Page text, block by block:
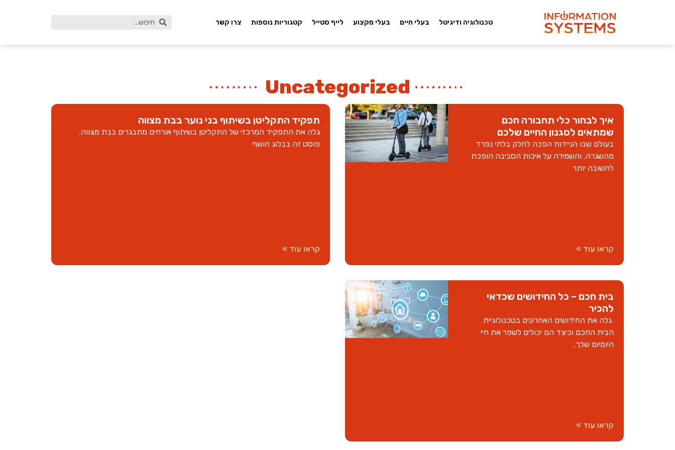
טכנולוגיה ודיגיטל בעלי חיים בעלי מקצוע לייף סטייל קטגוריות נוספות צרו קשר
Uncategorized
איך לבחור כלי תחבורה חכם
שמתאים לסגנון החיים שלכם
בעולם שבו הניידות הפכה לחלק בלתי נפרד
מהשגרה, והשמירה על איכות הסביבה הופכת
לחשובה יותר
קראו עוד »
תפקיד התקליטן בשיתוף בני נוער בבת מצווה
גלה את התפקיד המרכזי של התקליטן בשיתוף אורחים מתבגרים בבת מצווה.
פוסט זה בבלוג חושף
קראו עוד »
בית חכם – כל החידושים שכדאי
להכיר
גלה את החידושים האחרונים בטכנולוגיית
הבית החכם וכיצד הם יכולים לשפר את חיי
היומיום שלך,
קראו עוד »